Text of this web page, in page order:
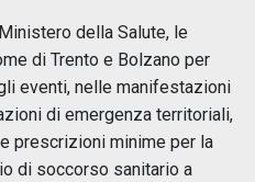
della Salute, le
di Trento e Bolzano per
eventi, nelle manifestazioni
di emergenza territoriali,
prescrizioni minime per la
di soccorso sanitario a